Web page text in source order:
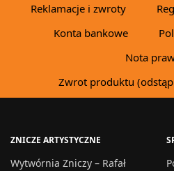
Reklamacje i zwroty
Konta bankowe
Nota
Zwrot produktu
ZNICZE ARTYSTYCZNE
Wytwórnia Zniczy – Rafał